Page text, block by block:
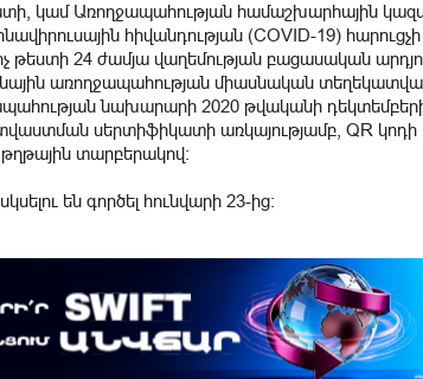
կամ Առողջապահության համաշխարհային
հիվանդության (COVID-19)
24 ժամյա վաղեմության բացասական
առողջապահության միասնական
նախարարի 2020 թվականի դեկտեմբերի
սերտիֆիկատի առկայությամբ, QR կոդի
տարբերակով։
են գործել հունվարի 23-ից։